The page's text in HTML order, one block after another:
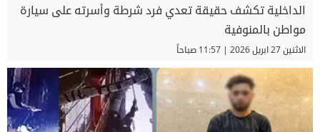
الداخلية تكشف حقيقة تعدي فرد شرطة وأسرته على سيارة
مواطن بالمنوفية
الاثنين 27 ابريل 2026 | 11:57 صباحاً